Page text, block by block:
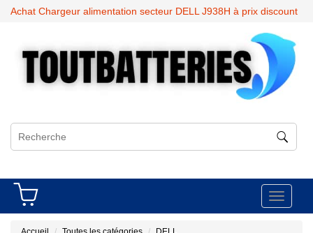
Achat Chargeur alimentation secteur DELL J938H à prix discount
Toggle